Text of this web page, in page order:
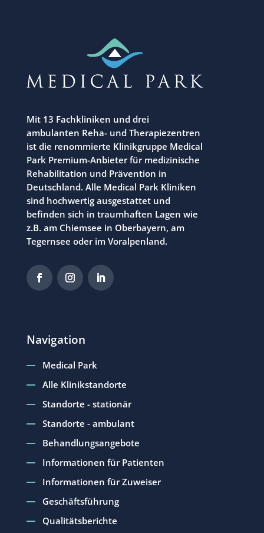
Mit 13 Fachkliniken und drei
ambulanten Reha- und Therapiezentren
ist die renommierte Klinikgruppe Medical
Park Premium-Anbieter für medizinische
Rehabilitation und Prävention in
Deutschland. Alle Medical Park Kliniken
sind hochwertig ausgestattet und
befinden sich in traumhaften Lagen wie
z.B. am Chiemsee in Oberbayern, am
Tegernsee oder im Voralpenland.
Navigation
Medical Park
Alle Klinikstandorte
Standorte - stationär
Standorte - ambulant
Behandlungsangebote
Informationen für Patienten
Informationen für Zuweiser
Geschäftsführung
Qualitätsberichte